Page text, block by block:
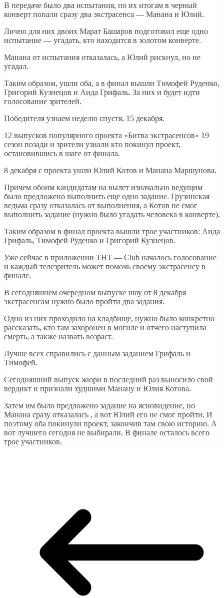
В передаче было два испытания, по их итогам в черный
конверт попали сразу два экстрасенса — Манана и Юлий.
Лично для них двоих Марат Башаров подготовил еще одно
испытание — угадать, кто находится в золотом конверте.
Манана от испытания отказалась, а Юлий рискнул, но не
угадал.
Таким образом, ушли оба, а в финал вышли Тимофей Руденко,
Григорий Кузнецов и Аида Грифаль. За них и будет идти
голосование зрителей.
Победителя узнаем неделю спустя, 15 декабря.
12 выпусков популярного проекта «Битва экстрасенсов» 19
сезон позади и зрители узнали кто покинул проект,
остановившись в шаге от финала.
8 декабря с проекта ушли Юлий Котов и Манана Маршунова.
Причем обоим кандидатам на вылет изначально ведущим
было предложено выполнить еще одно задание. Грузинская
ведьма сразу отказалась от выполнения, а Котов не смог
выполнить задание (нужно было угадать человека в конверте).
Таким образом в финал проекта вышли трое участников: Аида
Грифаль, Тимофей Руденко и Григорий Кузнецов.
Уже сейчас в приложении ТНТ — Club началось голосование
и каждый телезритель может помочь своему экстрасенсу в
финале.
В сегодняшнем очередном выпуске шоу от 8 декабря
экстрасенсам нужно было пройти два задания.
Одно из них проходило на кладбище, нужно было конкретно
рассказать, кто там захоронен в могиле и отчего наступила
смерть, а также назвать возраст.
Лучше всех справились с данным заданием Грифаль и
Тимофей.
Сегодняшний выпуск жюри в последний раз выносило свой
вердикт и признали худшими Манану и Юлия Котова.
Затем им было предложено задание на ясновидение, но
Манана сразу отказалась , а вот Юлий его не смог пройти. И
поэтому оба покинули проект, закончив там свою историю. А
вот лучшего сегодня не выбирали. В финале осталось всего
трое участников.